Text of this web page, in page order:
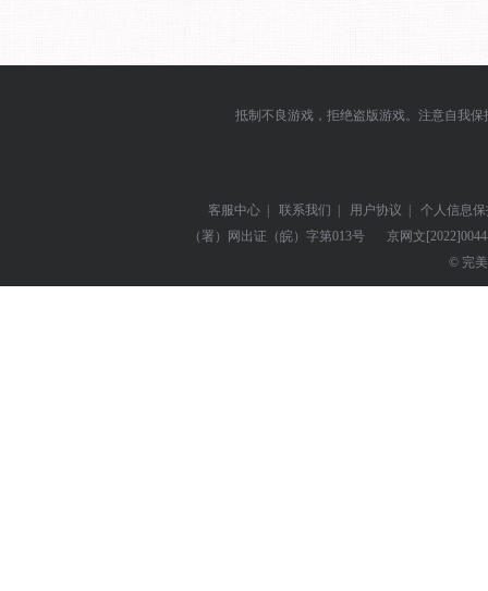
抵制不良游戏，拒绝盗版游戏。注意自我
客服中心 | 联系我们 | 用户协议 |
个人信息
（署）网出证（皖）字第013号
京网文
© 完美